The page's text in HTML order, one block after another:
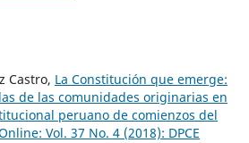
Castro, La Constitución que emerge:
de las comunidades originarias en
peruano de comienzos del
Vol. 37 No. 4 (2018): DPCE